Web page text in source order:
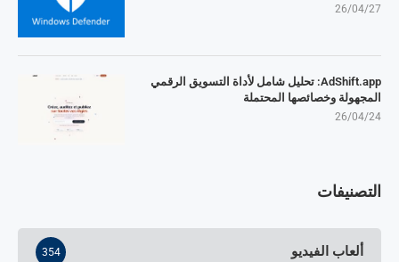
26/04/27
AdShift.app: تحليل شامل لأداة التسويق الرقمي
المجهولة وخصائصها المحتملة
26/04/24
التصنيفات
ألعاب الفيديو 354